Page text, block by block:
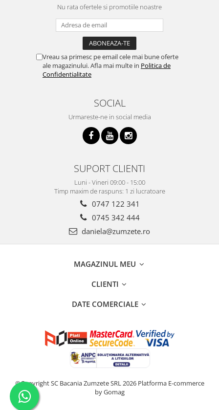
Nu rata ofertele si promotiile noastre
Vreau sa primesc pe email cele mai bune oferte
ale magazinului. Afla mai multe in Politica de
Confidentialitate
SOCIAL
Urmareste-ne in social media
SUPORT CLIENTI
Luni - Vineri 09:00 - 15:00
Timp maxim de raspuns: 1 zi lucratoare
0747 122 341
0745 342 444
daniela@zumzete.ro
MAGAZINUL MEU
CLIENTI
DATE COMERCIALE
©Copyright SC Bacania Zumzete SRL 2026 Platforma E-commerce
by Gomag